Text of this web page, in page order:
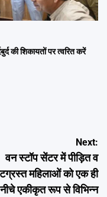
की शिकायतों पर त्वरित करें
Next:
वन स्टॉप सेंटर में पीड़ित व
महिलाओं को एक ही
एकीकृत रूप से विभिन्न